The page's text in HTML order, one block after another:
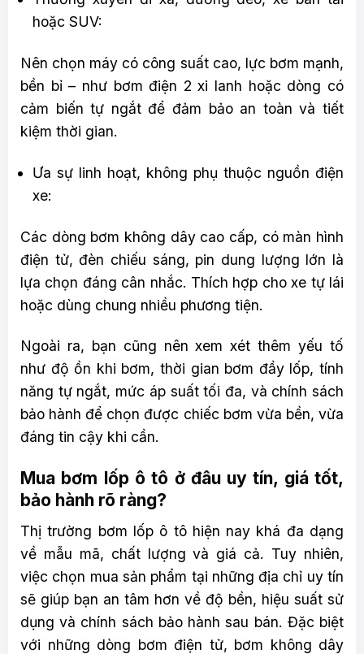
hoặc SUV:
Nên chọn máy có công suất cao, lực bơm mạnh,
bền bỉ – như bơm điện 2 xi lanh hoặc dòng có
cảm biến tự ngắt để đảm bảo an toàn và tiết
kiệm thời gian.
Ưa sự linh hoạt, không phụ thuộc nguồn điện
xe:
Các dòng bơm không dây cao cấp, có màn hình
điện tử, đèn chiếu sáng, pin dung lượng lớn là
lựa chọn đáng cân nhắc. Thích hợp cho xe tự lái
hoặc dùng chung nhiều phương tiện.
Ngoài ra, bạn cũng nên xem xét thêm yếu tố
như độ ồn khi bơm, thời gian bơm đầy lốp, tính
năng tự ngắt, mức áp suất tối đa, và chính sách
bảo hành để chọn được chiếc bơm vừa bền, vừa
đáng tin cậy khi cần.
Mua bơm lốp ô tô ở đâu uy tín, giá tốt,
bảo hành rõ ràng?
Thị trường bơm lốp ô tô hiện nay khá đa dạng
về mẫu mã, chất lượng và giá cả. Tuy nhiên,
việc chọn mua sản phẩm tại những địa chỉ uy tín
sẽ giúp bạn an tâm hơn về độ bền, hiệu suất sử
dụng và chính sách bảo hành sau bán. Đặc biệt
với những dòng bơm điện tử, bơm không dây